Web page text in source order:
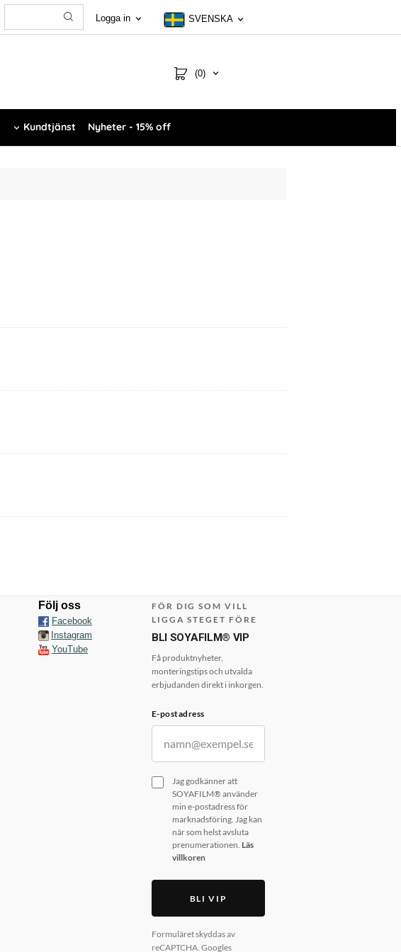
Logga in SVENSKA
(0)
Kundtjänst Nyheter - 15% off
Följ oss
Facebook
Instagram
YouTube
FÖR DIG SOM VILL
LIGGA STEGET FÖRE
BLI SOYAFILM® VIP
Få produktnyheter,
monteringstips och utvalda
erbjudanden direkt i inkorgen.
E-postadress
Jag godkänner att
SOYAFILM® använder
min e-postadress för
marknadsföring. Jag kan
när som helst avsluta
prenumerationen. Läs
villkoren
BLI VIP
Formuläret skyddas av
reCAPTCHA. Googles